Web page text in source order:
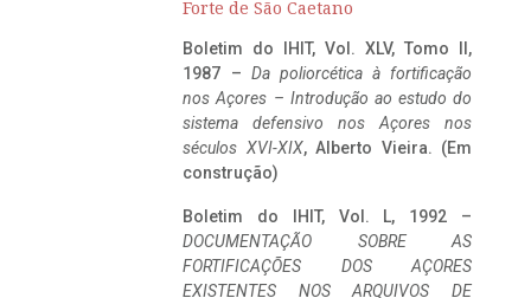
Forte de São Caetano
Boletim do IHIT, Vol. XLV, Tomo II,
1987 – Da poliorcética à fortificação
nos Açores – Introdução ao estudo do
sistema defensivo nos Açores nos
séculos XVI-XIX, Alberto Vieira. (Em
construção)
Boletim do IHIT, Vol. L, 1992 –
DOCUMENTAÇÃO SOBRE AS
FORTIFICAÇÕES DOS AÇORES
EXISTENTES NOS ARQUIVOS DE